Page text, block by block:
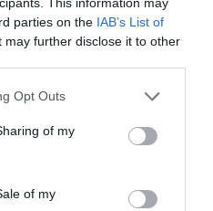
parties on the IAB’s List of
may further disclose it to other
uses one or more Google
behaviour. You may click to
and its third-party tags to
purposes in below Google
Opt Outs
of my
of my
soha nem volt egy
vagy bármelyik
voltak. A